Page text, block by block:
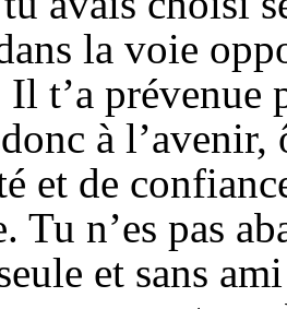
la voie
t’a prévenue
à
et de
Tu n’es pas
et sans